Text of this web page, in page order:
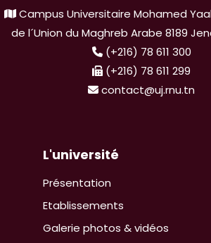
Campus Universitaire Mohamed
de l´Union du Maghreb Arabe 8189
(+216) 78 611 300
(+216) 78 611 299
contact@uj.rnu.tn
L'université
Présentation
Etablissements
Galerie photos & vidéos